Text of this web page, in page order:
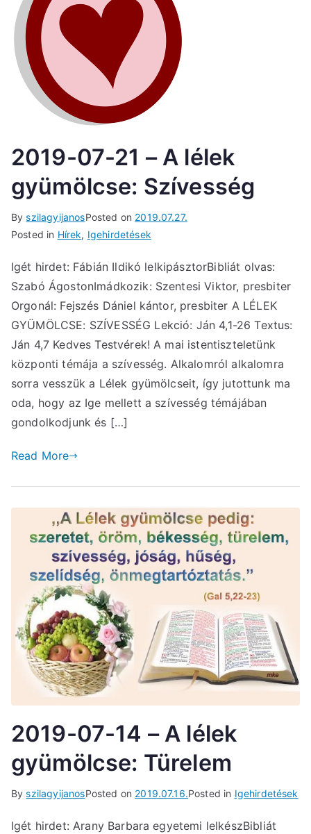
2019-07-21 – A lélek
gyümölcse: Szívesség
ByszilagyijanosPosted on 2019.07.27.
Posted in Hírek, Igehirdetések
Igét hirdet: Fábián Ildikó lelkipásztorBibliát olvas:
Szabó ÁgostonImádkozik: Szentesi Viktor, presbiter
Orgonál: Fejszés Dániel kántor, presbiter A LÉLEK
GYÜMÖLCSE: SZÍVESSÉG Lekció: Ján 4,1-26 Textus:
Ján 4,7 Kedves Testvérek! A mai istentiszteletünk
központi témája a szívesség. Alkalomról alkalomra
sorra vesszük a Lélek gyümölcseit, így jutottunk ma
oda, hogy az Ige mellett a szívesség témájában
gondolkodjunk és […]
Read More
2019-07-14 – A lélek
gyümölcse: Türelem
ByszilagyijanosPosted on 2019.07.16.Posted in Igehirdetések
Igét hirdet: Arany Barbara egyetemi lelkészBibliát